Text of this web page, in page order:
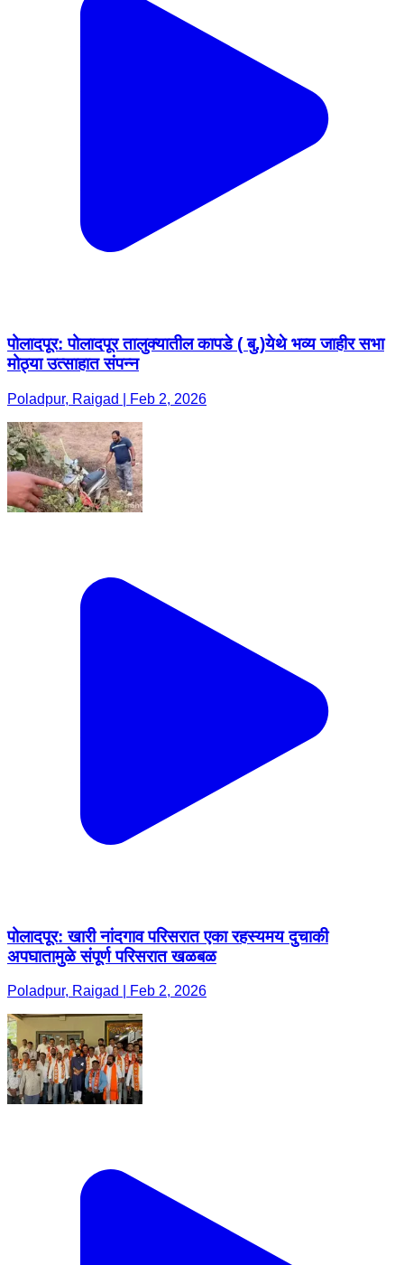
पोलादपूर: पोलादपूर तालुक्यातील कापडे ( बु.)येथे भव्य जाहीर सभा
मोठ्या उत्साहात संपन्न
Poladpur, Raigad | Feb 2, 2026
पोलादपूर: खारी नांदगाव परिसरात एका रहस्यमय दुचाकी
अपघातामुळे संपूर्ण परिसरात खळबळ
Poladpur, Raigad | Feb 2, 2026